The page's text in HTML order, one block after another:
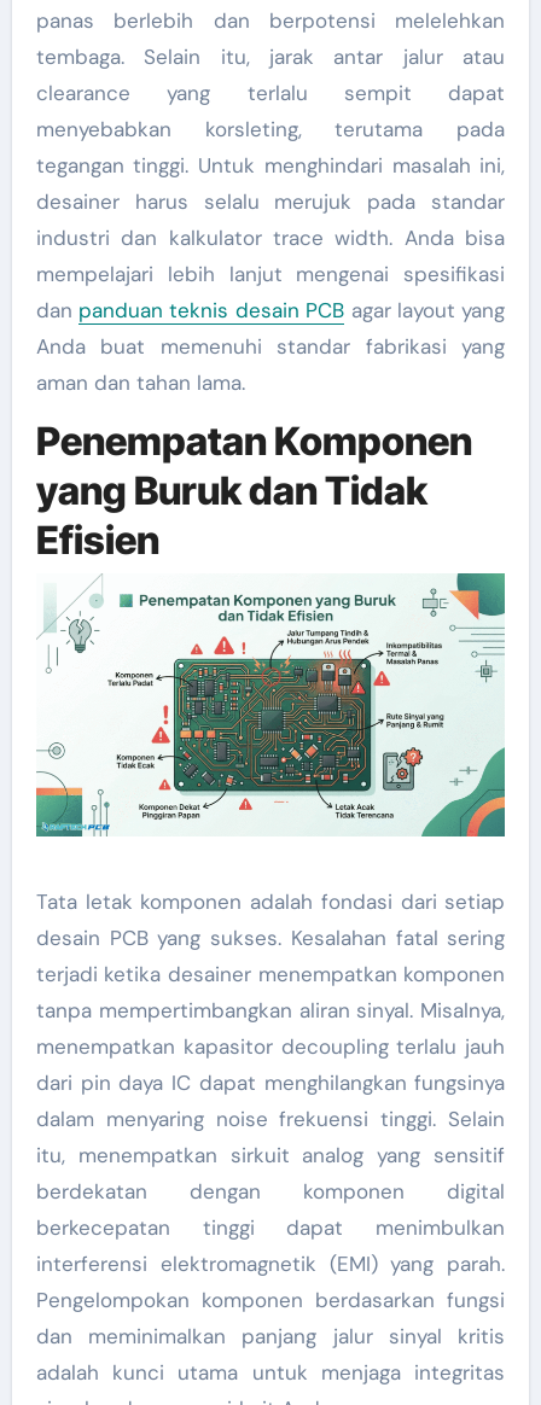
panas berlebih dan berpotensi melelehkan
tembaga. Selain itu, jarak antar jalur atau
clearance yang terlalu sempit dapat
menyebabkan korsleting, terutama pada
tegangan tinggi. Untuk menghindari masalah ini,
desainer harus selalu merujuk pada standar
industri dan kalkulator trace width. Anda bisa
mempelajari lebih lanjut mengenai spesifikasi
dan panduan teknis desain PCB agar layout yang
Anda buat memenuhi standar fabrikasi yang
aman dan tahan lama.
Penempatan Komponen
yang Buruk dan Tidak
Efisien
Tata letak komponen adalah fondasi dari setiap
desain PCB yang sukses. Kesalahan fatal sering
terjadi ketika desainer menempatkan komponen
tanpa mempertimbangkan aliran sinyal. Misalnya,
menempatkan kapasitor decoupling terlalu jauh
dari pin daya IC dapat menghilangkan fungsinya
dalam menyaring noise frekuensi tinggi. Selain
itu, menempatkan sirkuit analog yang sensitif
berdekatan dengan komponen digital
berkecepatan tinggi dapat menimbulkan
interferensi elektromagnetik (EMI) yang parah.
Pengelompokan komponen berdasarkan fungsi
dan meminimalkan panjang jalur sinyal kritis
adalah kunci utama untuk menjaga integritas